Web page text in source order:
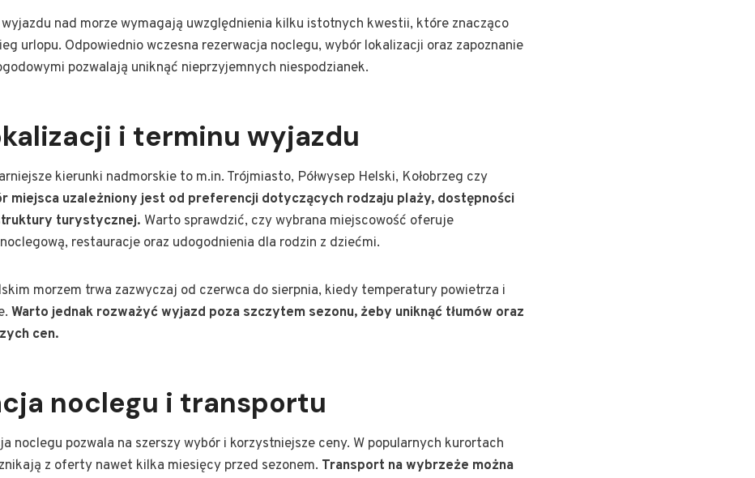
nad morze wymagają uwzględnienia kilku istotnych kwestii, które znacząco
urlopu. Odpowiednio wczesna rezerwacja noclegu, wybór lokalizacji oraz zapoznanie
pozwalają uniknąć nieprzyjemnych niespodzianek.
i terminu wyjazdu
kierunki nadmorskie to m.in. Trójmiasto, Półwysep Helski, Kołobrzeg czy
miejsca uzależniony jest od preferencji dotyczących rodzaju plaży, dostępności
turystycznej. Warto sprawdzić, czy wybrana miejscowość oferuje
restauracje oraz udogodnienia dla rodzin z dziećmi.
morzem trwa zazwyczaj od czerwca do sierpnia, kiedy temperatury powietrza i
Warto jednak rozważyć wyjazd poza szczytem sezonu, żeby uniknąć tłumów oraz
cen.
noclegu i transportu
noclegu pozwala na szerszy wybór i korzystniejsze ceny. W popularnych kurortach
z oferty nawet kilka miesięcy przed sezonem. Transport na wybrzeże można